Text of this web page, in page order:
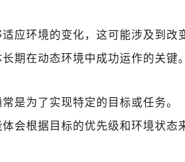
应环境的变化，这可能涉及到改
期在动态环境中成功运作的关键
是为了实现特定的目标或任务。
体会根据目标的优先级和环境状态